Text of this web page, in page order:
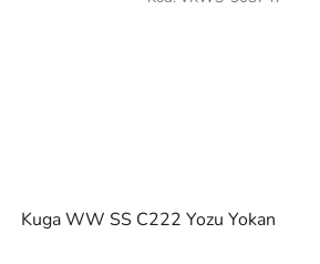
Kuga WW SS C222 Yozu Yokan